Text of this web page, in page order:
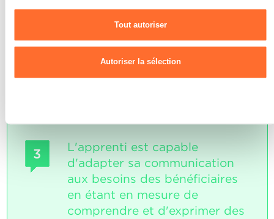
personnelles, vous pouvez consulter notre
cookieset notrePolitique de confidentialité.
Tout autoriser
Autoriser la sélection
chacune des deux propositions.
L'apprenti a noté les règles d'hygiène,
importantes.
3
L'apprenti est capable
d'adapter sa communication
aux besoins des bénéficiaires
en étant en mesure de
comprendre et d'exprimer des